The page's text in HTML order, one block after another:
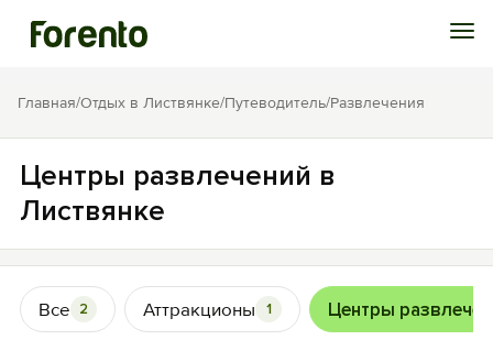
Войти
История просмотра
Добавить свой объект
Главная/Отдых в Листвянке/Путеводитель/Развлечения
Центры развлечений в
Листвянке
Все 2 Аттракционы 1 Центры